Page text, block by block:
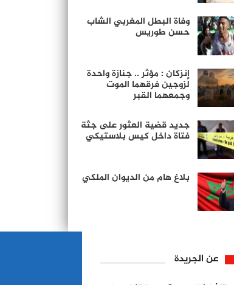
وفاة البطل المغربي الشاب
حسن طوريس
إنزكان : مؤثر .. جنازة واحدة
لزوجين فرقهما الموت
وجمعهما القبر
جديد قضية العثور على جثة
فتاة داخل كيس بلاستيكي
بلاغ هام من الديوان الملكي
عن الجريدة